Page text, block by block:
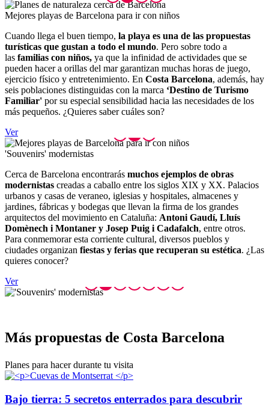
Mejores playas de Barcelona para ir con niños
Cuando llega el buen tiempo, la playa es una de las propuestas
turísticas que gustan a todo el mundo. Pero sobre todo a
las familias con niños, ya que la infinidad de actividades que se
pueden hacer a orillas del mar garantizan muchas horas de juego,
ejercicio físico y entretenimiento. En Costa Barcelona, además, hay
seis poblaciones distinguidas con la marca ‘Destino de Turismo
Familiar' por su especial sensibilidad hacia las necesidades de los
más pequeños. ¿Quieres saber cuáles son?
Ver
'Souvenirs' modernistas
Cerca de Barcelona encontrarás muchos ejemplos de obras
modernistas creadas a caballo entre los siglos XIX y XX. Palacios
urbanos y casas de veraneo, iglesias y hospitales, almacenes y
jardines, fábricas y bodegas que llevan la firma de los grandes
arquitectos del movimiento en Cataluña: Antoni Gaudí, Lluís
Domènech i Montaner y Josep Puig i Cadafalch, entre otros.
Para conmemorar esta corriente cultural, diversos pueblos y
ciudades organizan fiestas y ferias que recuperan su estética. ¿Las
quieres conocer?
Ver
Más propuestas de Costa Barcelona
Planes para hacer durante tu visita
Bajo tierra: 5 secretos enterrados para descubrir